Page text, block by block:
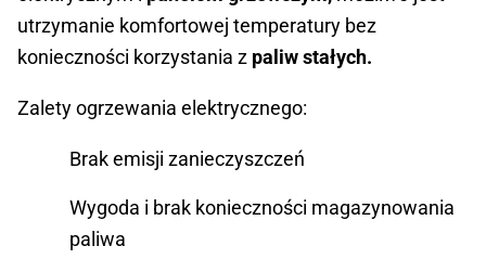
utrzymanie komfortowej temperatury bez
konieczności korzystania z paliw stałych.
Zalety ogrzewania elektrycznego:
Brak emisji zanieczyszczeń
Wygoda i brak konieczności magazynowania
paliwa